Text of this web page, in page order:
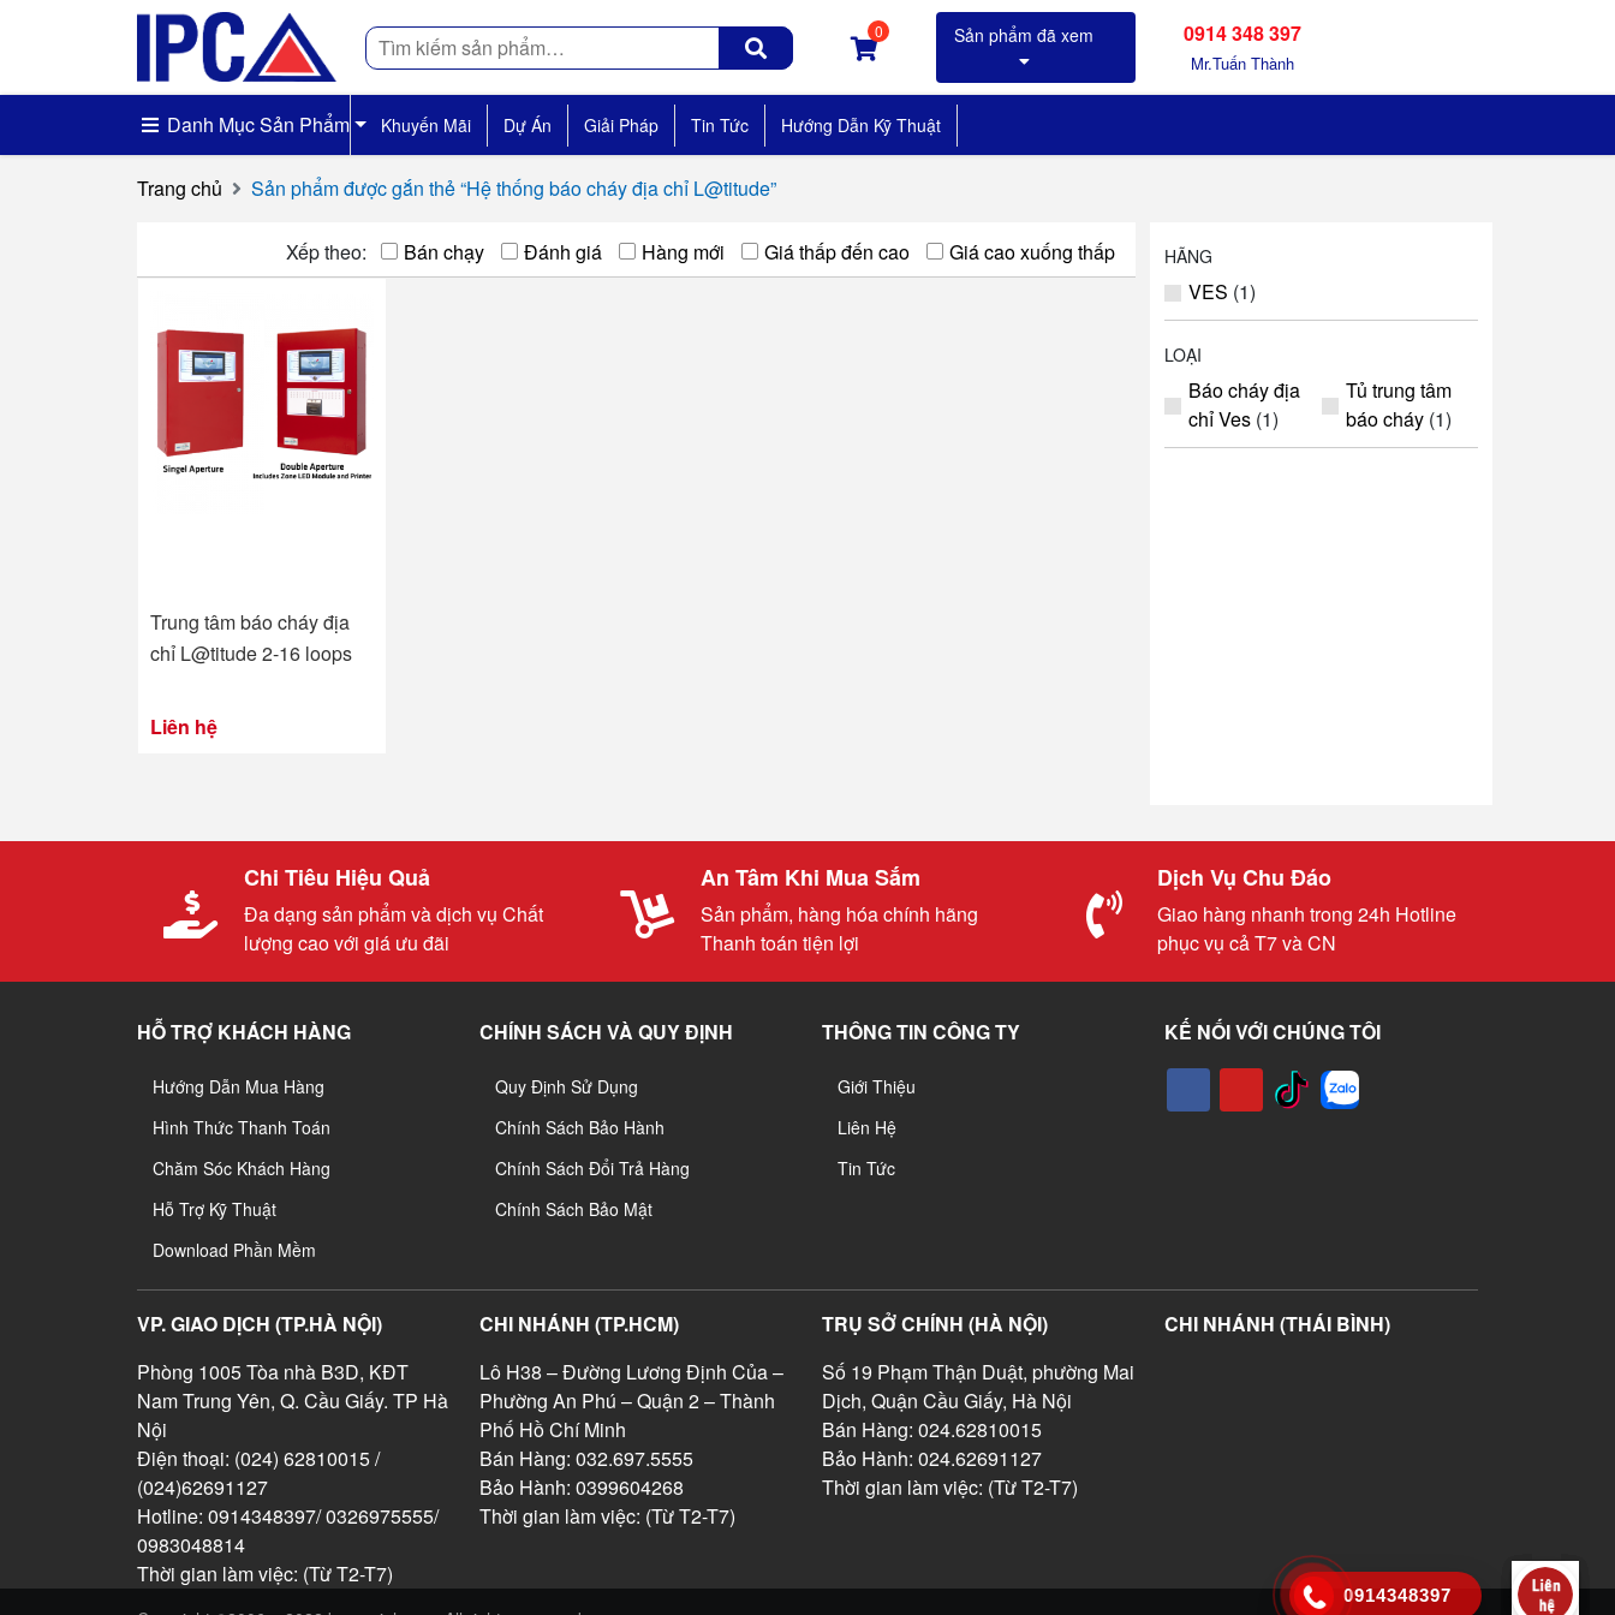
Tìm
kiếm
0 0914 348 397
Mr.Tuấn Thành
Danh Mục Sản Phẩm Khuyến Mãi Dự Án Giải Pháp Tin Tức Hướng Dẫn Kỹ Thuật
Trang chủ Sản phẩm được gắn thẻ “Hệ thống báo cháy địa chỉ L@titude”
Xếp theo: Bán chạy Đánh giá Hàng mới Giá thấp đến cao Giá cao xuống thấp
Trung tâm báo cháy địa
chỉ L@titude 2-16 loops
Liên hệ
HÃNG
VES (1)
LOẠI
Báo cháy địa
chỉ Ves (1)
Tủ trung tâm
báo cháy (1)
Chi Tiêu Hiệu Quả
Đa dạng sản phẩm và dịch vụ Chất
lượng cao với giá ưu đãi
An Tâm Khi Mua Sắm
Sản phẩm, hàng hóa chính hãng
Thanh toán tiện lợi
Dịch Vụ Chu Đáo
Giao hàng nhanh trong 24h Hotline
phục vụ cả T7 và CN
HỖ TRỢ KHÁCH HÀNG
Hướng Dẫn Mua Hàng
Hình Thức Thanh Toán
Chăm Sóc Khách Hàng
Hỗ Trợ Kỹ Thuật
Download Phần Mềm
CHÍNH SÁCH VÀ QUY ĐỊNH
Quy Định Sử Dụng
Chính Sách Bảo Hành
Chính Sách Đổi Trả Hàng
Chính Sách Bảo Mật
THÔNG TIN CÔNG TY
Giới Thiệu
Liên Hệ
Tin Tức
KẾ NỐI VỚI CHÚNG TÔI
VP. GIAO DỊCH (TP.HÀ NỘI)
Phòng 1005 Tòa nhà B3D, KĐT
Nam Trung Yên, Q. Cầu Giấy. TP Hà
Nội
Điện thoại: (024) 62810015 /
(024)62691127
Hotline: 0914348397/ 0326975555/
0983048814
Thời gian làm việc: (Từ T2-T7)
CHI NHÁNH (TP.HCM)
Lô H38 – Đường Lương Định Của –
Phường An Phú – Quận 2 – Thành
Phố Hồ Chí Minh
Bán Hàng: 032.697.5555
Bảo Hành: 0399604268
Thời gian làm việc: (Từ T2-T7)
TRỤ SỞ CHÍNH (HÀ NỘI)
Số 19 Phạm Thận Duật, phường Mai
Dịch, Quận Cầu Giấy, Hà Nội
Bán Hàng: 024.62810015
Bảo Hành: 024.62691127
Thời gian làm việc: (Từ T2-T7)
CHI NHÁNH (THÁI BÌNH)
0914348397